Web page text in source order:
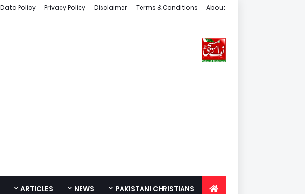
About
Terms & Conditions
Disclaimer
Privacy Policy
Data Policy
PAKISTANI CHRISTIANS
NEWS
ARTICLES